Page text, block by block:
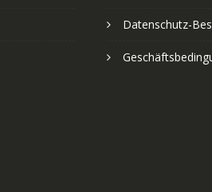
Datenschutz-